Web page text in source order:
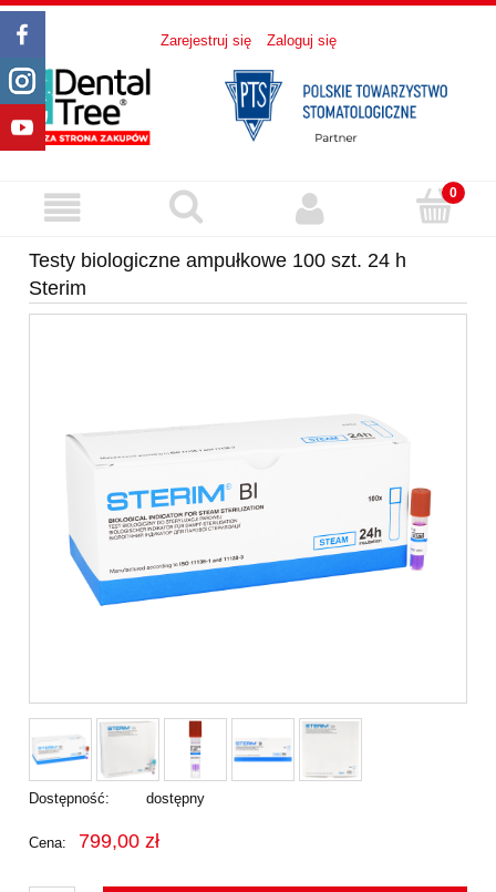
Zarejestruj się Zaloguj się
Testy biologiczne ampułkowe 100 szt. 24 h
Sterim
Dostępność: dostępny
Cena: 799,00 zł